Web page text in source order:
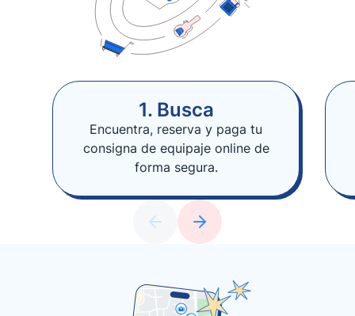
1. Busca
Encuentra, reserva y paga tu
consigna de equipaje online de
forma segura.